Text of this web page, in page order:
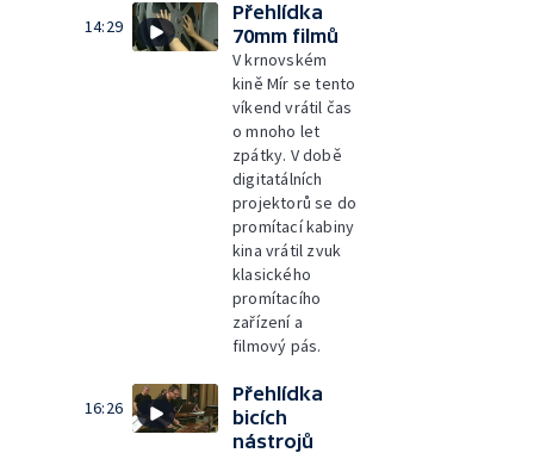
14:29
Přehlídka
70mm filmů
V krnovském
kině Mír se tento
víkend vrátil čas
o mnoho let
zpátky. V době
digitatálních
projektorů se do
promítací kabiny
kina vrátil zvuk
klasického
promítacího
zařízení a
filmový pás.
16:26
Přehlídka
bicích
nástrojů